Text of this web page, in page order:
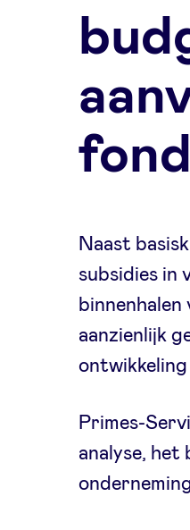
Naast
subsidies in
aanzienlijk
Primes-
analyse, het